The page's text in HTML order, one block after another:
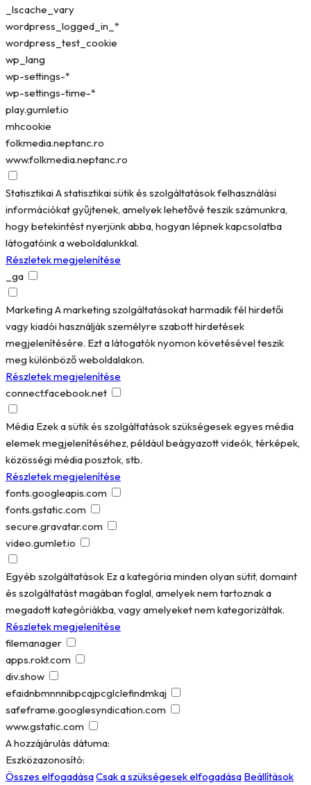
_lscache_vary
wordpress_logged_in_*
wordpress_test_cookie
wp_lang
wp-settings-*
wp-settings-time-*
play.gumlet.io
mhcookie
folkmedia.neptanc.ro
www.folkmedia.neptanc.ro
StatisztikaiA statisztikai sütik és szolgáltatások felhasználási
információkat gyűjtenek, amelyek lehetővé teszik számunkra,
hogy betekintést nyerjünk abba, hogyan lépnek kapcsolatba
látogatóink a weboldalunkkal.
Részletek megjelenítése
_ga
Marketing A marketing szolgáltatásokat harmadik fél hirdetői
vagy kiadói használják személyre szabott hirdetések
megjelenítésére. Ezt a látogatók nyomon követésével teszik
meg különböző weboldalakon.
Részletek megjelenítése
connect.facebook.net
Média Ezek a sütik és szolgáltatások szükségesek egyes média
elemek megjelenítéséhez, például beágyazott videók, térképek,
közösségi média posztok, stb.
Részletek megjelenítése
fonts.googleapis.com
fonts.gstatic.com
secure.gravatar.com
video.gumlet.io
Egyéb szolgáltatások Ez a kategória minden olyan sütit, domaint
és szolgáltatást magában foglal, amelyek nem tartoznak a
megadott kategóriákba, vagy amelyeket nem kategorizáltak.
Részletek megjelenítése
filemanager
apps.rokt.com
div.show
efaidnbmnnnibpcajpcglclefindmkaj
safeframe.googlesyndication.com
www.gstatic.com
A hozzájárulás dátuma:
Eszközazonosító:
Összes elfogadásaCsak a szükségesek elfogadása Beállítások